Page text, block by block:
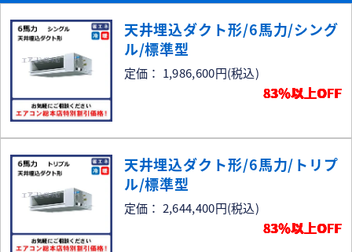
天井埋込ダクト形/6馬力/シング
ル/標準型
定価： 1,986,600円(税込)
83％以上OFF
天井埋込ダクト形/6馬力/トリプ
ル/標準型
定価： 2,644,400円(税込)
83％以上OFF